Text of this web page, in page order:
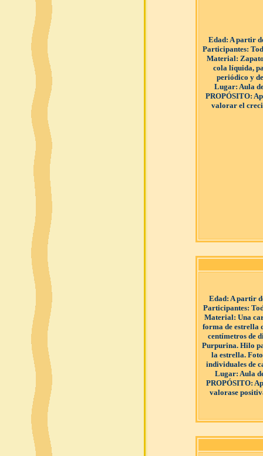
Edad: A partir
Participantes:
Material:
cola líquida,
periódico y
Lugar: Aula
PROPÓSITO:
valorar el
Edad: A partir
Participantes:
Material: Una
forma de estrella
centímetros de
Purpurina. Hilo
la estrella.
individuales de
Lugar: Aula
PROPÓSITO:
valorase